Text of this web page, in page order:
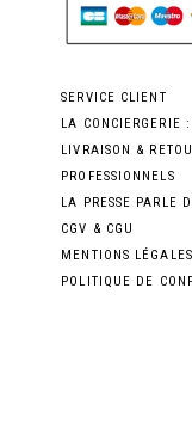
SERVICE CLIENT
LA CONCIERGERIE
LIVRAISON &
PROFESSIONNELS
LA PRESSE PARLE
CGV & CGU
MENTIONS LÉGALES
POLITIQUE DE